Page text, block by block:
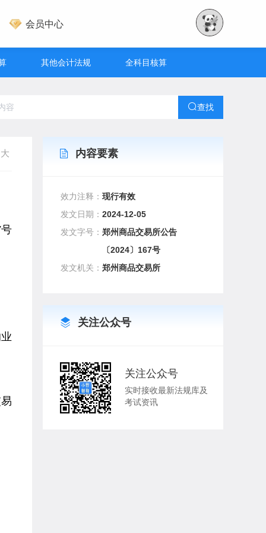
会员中心
其他会计法规 全科目核算
查找
内容要素
效力注释：现行有效
发文日期：2024-12-05
发文字号：郑州商品交易所公告
〔2024〕167号
发文机关：郑州商品交易所
关注公众号
关注公众号
实时接收最新法规库及
考试资讯
大